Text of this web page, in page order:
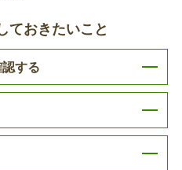
た。マイナ保険証を持
書」、マイナ保険証を
報のお知らせ」を交付し
者医療資格確認書、特
の場合はご返却くださ
出張所に返却が難しい
してから処分してくだ
支給申請
は、葬祭を行った方に
ておきたいこと
する